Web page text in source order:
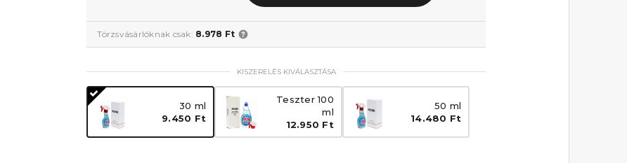
Törzsvásárlóknak csak: 8.978 Ft
KISZERELÉS KIVÁLASZTÁSA
30 ml
9.450 Ft
Teszter 100
ml
12.950 Ft
50 ml
14.480 Ft